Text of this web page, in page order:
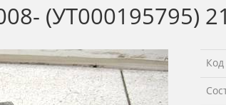
(УТ000195795)